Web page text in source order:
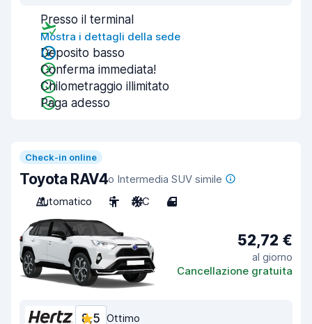
Presso il terminal
Mostra i dettagli della sede
Deposito basso
Conferma immediata!
Chilometraggio illimitato
Paga adesso
Check-in online
Toyota RAV4o Intermedia SUV simile
Automatico
5 A/C 4
52,72 €
al giorno
Cancellazione gratuita
8,5 Ottimo